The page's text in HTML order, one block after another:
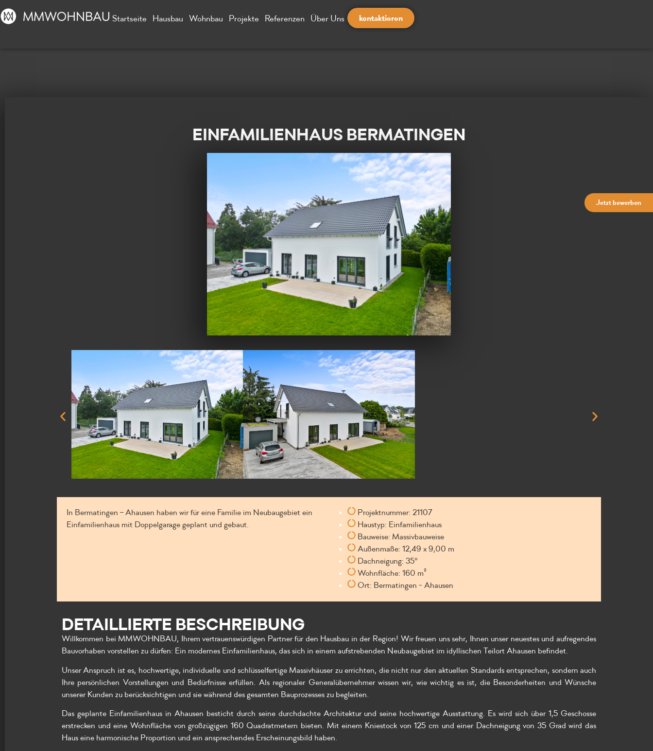
Startseite Hausbau Wohnbau Projekte Referenzen Über Uns kontaktieren
Jetzt bewerben
EINFAMILIENHAUS BERMATINGEN
In Bermatingen – Ahausen haben wir für eine Familie im Neubaugebiet ein
Einfamilienhaus mit Doppelgarage geplant und gebaut.
Projektnummer: 21107
Haustyp: Einfamilienhaus
Bauweise: Massivbauweise
Außenmaße: 12,49 x 9,00 m
Dachneigung: 35°
Wohnfläche: 160 m²
Ort: Bermatingen - Ahausen
DETAILLIERTE BESCHREIBUNG
Willkommen bei MMWOHNBAU, Ihrem vertrauenswürdigen Partner für den Hausbau in der Region! Wir freuen uns sehr, Ihnen unser neuestes und aufregendes
Bauvorhaben vorstellen zu dürfen: Ein modernes Einfamilienhaus, das sich in einem aufstrebenden Neubaugebiet im idyllischen Teilort Ahausen befindet.
Unser Anspruch ist es, hochwertige, individuelle und schlüsselfertige Massivhäuser zu errichten, die nicht nur den aktuellen Standards entsprechen, sondern auch
Ihre persönlichen Vorstellungen und Bedürfnisse erfüllen. Als regionaler Generalübernehmer wissen wir, wie wichtig es ist, die Besonderheiten und Wünsche
unserer Kunden zu berücksichtigen und sie während des gesamten Bauprozesses zu begleiten.
Das geplante Einfamilienhaus in Ahausen besticht durch seine durchdachte Architektur und seine hochwertige Ausstattung. Es wird sich über 1,5 Geschosse
erstrecken und eine Wohnfläche von großzügigen 160 Quadratmetern bieten. Mit einem Kniestock von 125 cm und einer Dachneigung von 35 Grad wird das
Haus eine harmonische Proportion und ein ansprechendes Erscheinungsbild haben.